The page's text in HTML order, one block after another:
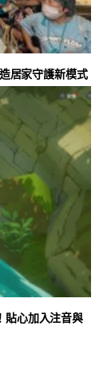
居家守護新模式
貼心加入注音與